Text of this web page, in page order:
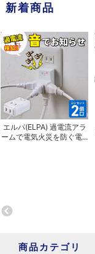
新着商品
エルパ(ELPA) 過電流アラ
ームで電気火災を防ぐ電...
商品カテゴリ